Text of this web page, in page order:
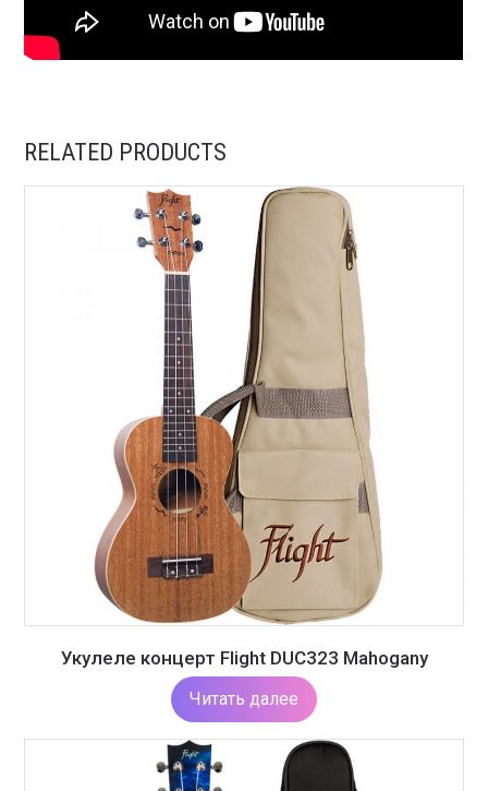
RELATED PRODUCTS
Укулеле концерт Flight DUC323 Mahogany
Читать далее